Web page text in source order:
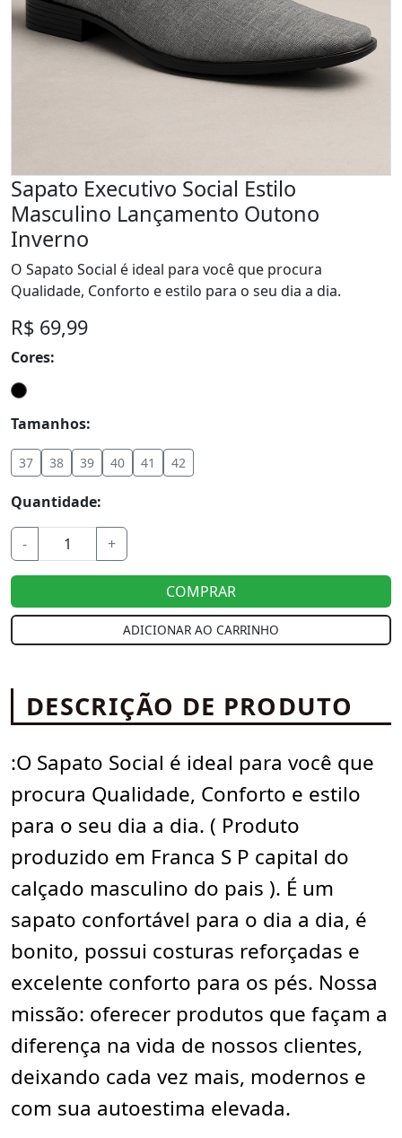
Sapato Executivo Social Estilo
Masculino Lançamento Outono
Inverno
O Sapato Social é ideal para você que procura
Qualidade, Conforto e estilo para o seu dia a dia.
R$ 69,99
Cores:
Tamanhos:
37 38 39 40 41 42
Quantidade:
- +
COMPRAR
ADICIONAR AO CARRINHO
DESCRIÇÃO DE PRODUTO
:O Sapato Social é ideal para você que
procura Qualidade, Conforto e estilo
para o seu dia a dia. ( Produto
produzido em Franca S P capital do
calçado masculino do pais ). É um
sapato confortável para o dia a dia, é
bonito, possui costuras reforçadas e
excelente conforto para os pés. Nossa
missão: oferecer produtos que façam a
diferença na vida de nossos clientes,
deixando cada vez mais, modernos e
com sua autoestima elevada.